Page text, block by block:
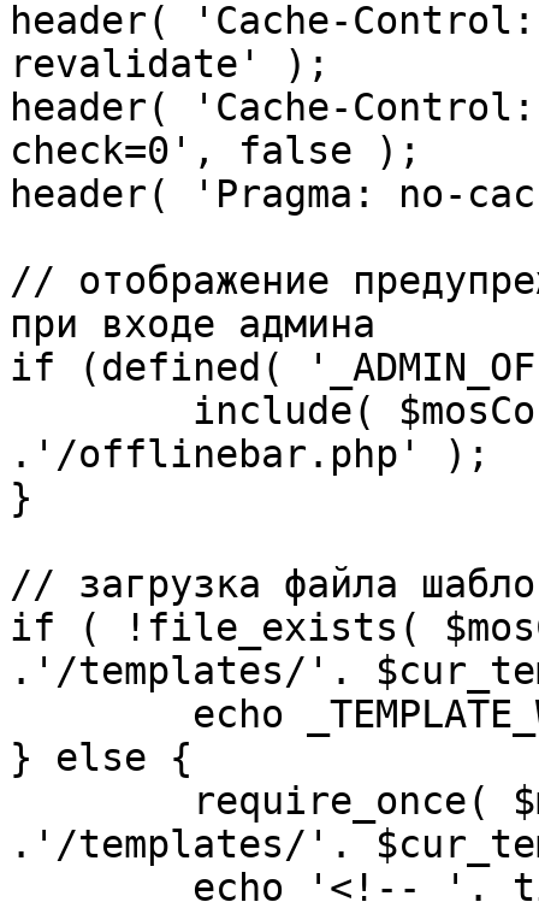
header( 'Cache-
revalidate' );
header( 'Cache-
check=0', false );
header( 'Pragma: no-
// отображение
при входе админа
if (defined(
.'/offlinebar.php' );
}
// загрузка файла
if ( !file_exists(
.'/templates/'.
} else {
.'/templates/'.